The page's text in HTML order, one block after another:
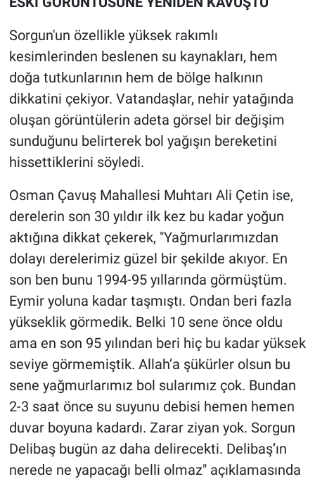
Sorgun'un özellikle yüksek rakımlı
kesimlerinden beslenen su kaynakları, hem
doğa tutkunlarının hem de bölge halkının
dikkatini çekiyor. Vatandaşlar, nehir yatağında
oluşan görüntülerin adeta görsel bir değişim
sunduğunu belirterek bol yağışın bereketini
hissettiklerini söyledi.
Osman Çavuş Mahallesi Muhtarı Ali Çetin ise,
derelerin son 30 yıldır ilk kez bu kadar yoğun
aktığına dikkat çekerek, "Yağmurlarımızdan
dolayı derelerimiz güzel bir şekilde akıyor. En
son ben bunu 1994-95 yıllarında görmüştüm.
Eymir yoluna kadar taşmıştı. Ondan beri fazla
yükseklik görmedik. Belki 10 sene önce oldu
ama en son 95 yılından beri hiç bu kadar yüksek
seviye görmemiştik. Allah’a şükürler olsun bu
sene yağmurlarımız bol sularımız çok. Bundan
2-3 saat önce su suyunu debisi hemen hemen
duvar boyuna kadardı. Zarar ziyan yok. Sorgun
Delibaş bugün az daha delirecekti. Delibaş’ın
nerede ne yapacağı belli olmaz" açıklamasında